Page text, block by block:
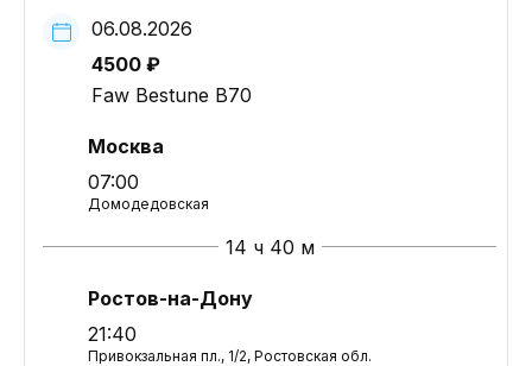
06.08.2026
4500 ₽
Faw Bestune B70
Москва
07:00
Домодедовская
14 ч 40 м
Ростов-на-Дону
21:40
Привокзальная пл., 1/2, Ростовская обл.